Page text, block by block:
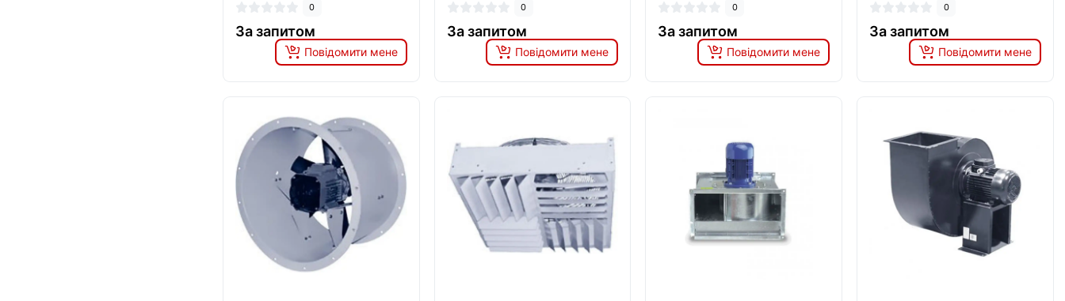
0
За запитом
Повідомити мене
0
За запитом
Повідомити мене
0
За запитом
Повідомити мене
0
За запитом
Повідомити мене